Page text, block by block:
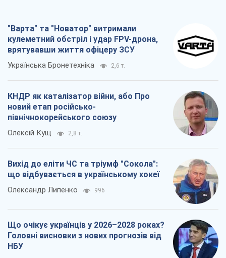
"Варта" та "Новатор" витримали
кулеметний обстріл і удар FPV-дрона,
врятувавши життя офіцеру ЗСУ
Українська Бронетехніка 2,6 т.
КНДР як каталізатор війни, або Про
новий етап російсько-
північнокорейського союзу
Олексій Кущ 2,8 т.
Вихід до еліти ЧС та тріумф "Сокола":
що відбувається в українському хокеї
Олександр Липенко 996
Що очікує українців у 2026–2028 роках?
Головні висновки з нових прогнозів від
НБУ